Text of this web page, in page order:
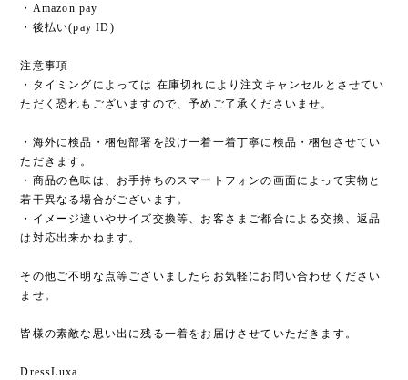
・Amazon pay
・後払い(pay ID)
注意事項
・タイミングによっては 在庫切れにより注文キャンセルとさせてい
ただく恐れもございますので、予めご了承くださいませ。
・海外に検品・梱包部署を設け一着一着丁寧に検品・梱包させてい
ただきます。
・商品の色味は、お手持ちのスマートフォンの画面によって実物と
若干異なる場合がございます。
・イメージ違いやサイズ交換等、お客さまご都合による交換、返品
は対応出来かねます。
その他ご不明な点等ございましたらお気軽にお問い合わせください
ませ。
皆様の素敵な思い出に残る一着をお届けさせていただきます。
DressLuxa